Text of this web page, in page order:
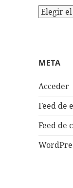
Archivo
META
Acceder
Feed de
Feed de